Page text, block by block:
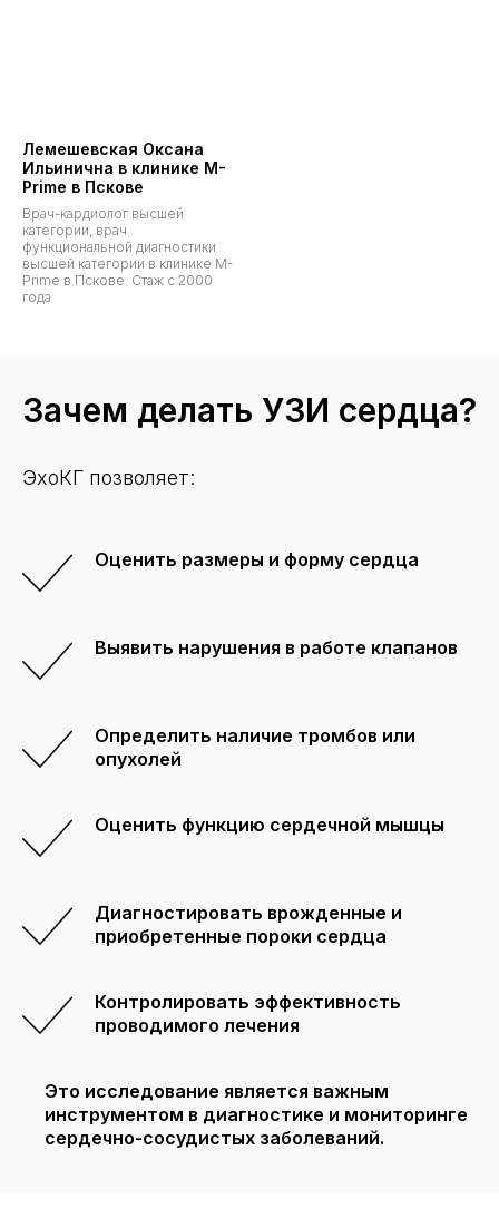
Лемешевская Оксана
Ильинична в клинике M-
Prime в Пскове
Врач-кардиолог высшей
категории, врач
функциональной диагностики
высшей категории в клинике M-
Prime в Пскове. Стаж с 2000
года
Зачем делать УЗИ сердца?
ЭхоКГ позволяет:
Оценить размеры и форму сердца
Выявить нарушения в работе клапанов
Определить наличие тромбов или
опухолей
Оценить функцию сердечной мышцы
Диагностировать врожденные и
приобретенные пороки сердца
Контролировать эффективность
проводимого лечения
Это исследование является важным
инструментом в диагностике и мониторинге
сердечно-сосудистых заболеваний.